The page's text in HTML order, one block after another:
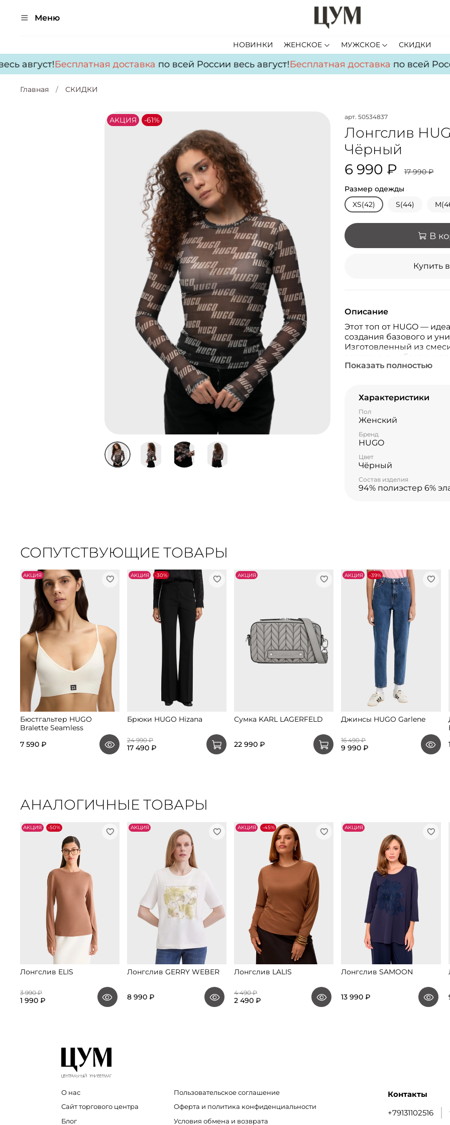
Меню
НОВИНКИ ЖЕНСКОЕ МУЖСКОЕ СКИДКИ
август!Бесплатная доставкапо всей России весь август!Бесплатная доставкапо всей
Главная СКИДКИ
АKЦИЯ -61% арт. 50534837
Лонгслив
Чёрный
6 990 ₽
17 990 ₽
Размер одежды
XS(42)
S(44)
В
Купить
Описание
Этот топ от HUGO —
создания базового и
Изготовленный из
эластана, он
мягкость при носке.
принт с логотипом по
добавляет топу
Такой простой, но
Показать полностью
Характеристики
Пол
Женский
Бренд
HUGO
Цвет
Чёрный
Состав изделия
94% полиэстер 6%
СОПУТСТВУЮЩИЕ ТОВАРЫ
АKЦИЯ
Бюстгальтер HUGO
Bralette Seamless
7 590 ₽
АKЦИЯ -30%
Брюки HUGO Hizana
24 990 ₽
17 490 ₽
АKЦИЯ
Сумка KARL LAGERFELD
22 990 ₽
АKЦИЯ -39%
Джинсы HUGO Garlene
16 490 ₽
9 990 ₽
АНАЛОГИЧНЫЕ ТОВАРЫ
АKЦИЯ -50%
Лонгслив ELIS
3 990 ₽
1 990 ₽
АKЦИЯ
Лонгслив GERRY WEBER
8 990 ₽
АKЦИЯ -45%
Лонгслив LALIS
4 490 ₽
2 490 ₽
АKЦИЯ
Лонгслив SAMOON
13 990 ₽
О нас
Сайт торгового центра
Блог
Пользовательское соглашение
Оферта и политика конфиденциальности
Условия обмена и возврата
Контакты
+79131102516